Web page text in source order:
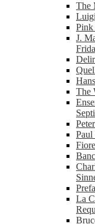
The
Pink
J.
The
Paul
La